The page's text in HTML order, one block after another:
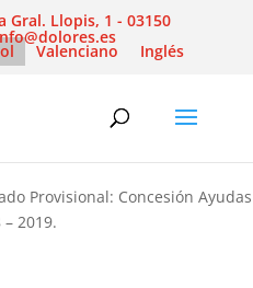
Gral. Llopis, 1 - 03150
Valenciano Inglés
Provisional: Concesión Ayudas
2019.